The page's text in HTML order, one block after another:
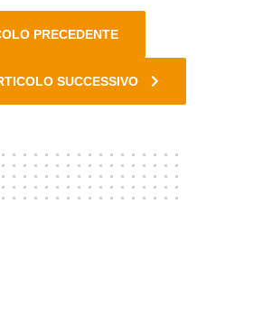
PRECEDENTE
SUCCESSIVO